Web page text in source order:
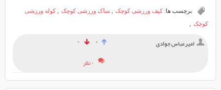
برچسب ها: کیف ورزشی کوچک , ساک ورزشی کوچک , کوله ورزشی
کوچک ,
امیرعباس جوادی ۰
۰
۰ نظر